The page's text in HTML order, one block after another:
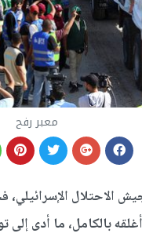
معبر رفح
الاحتلال الإسرائيلي،
بالكامل، ما أدى